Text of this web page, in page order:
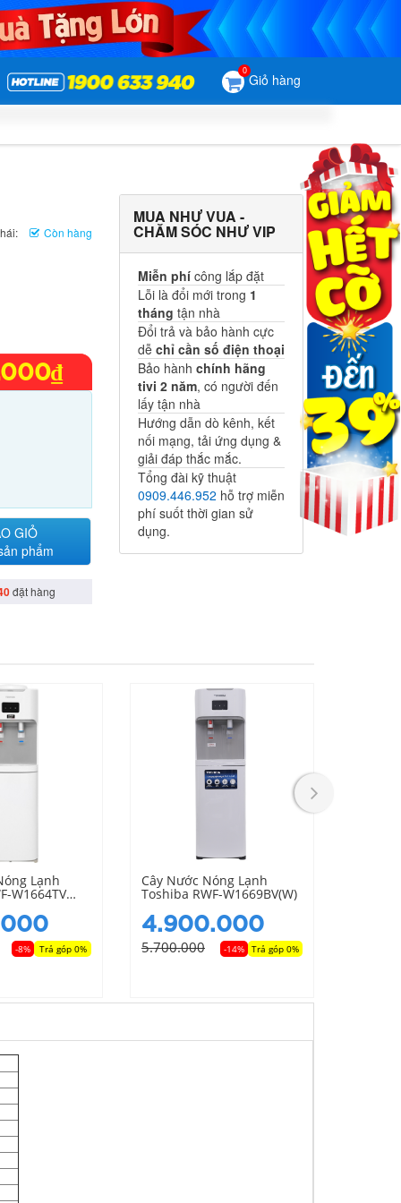
Giỏ hàng
0
Còn hàng
GIỎ
phẩm
đặt hàng
MUA NHƯ VUA -
CHĂM SÓC NHƯ VIP
Miễn phí công lắp đặt
Lỗi là đổi mới trong 1
tháng tận nhà
Đổi trả và bảo hành cực
dễchỉ cần số điện thoại
Bảo hànhchính hãng
tivi 2 năm, có người đến
lấy tận nhà
Hướng dẫn dò kênh, kết
nối mạng, tải ứng dụng &
giải đáp thắc mắc.
Tổng đài kỹ thuật
0909.446.952 hỗ trợ miễn
phí suốt thời gian sử
dụng.
Lạnh
W1664TV
-8% Trả góp 0%
Cây Nước Nóng Lạnh
Toshiba RWF-W1669BV(W)
4.900.000
5.700.000 -14% Trả góp 0%